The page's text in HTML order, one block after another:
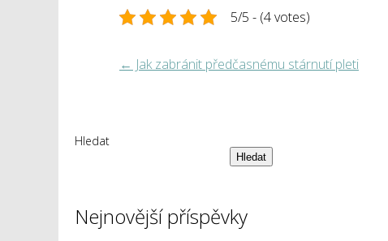
5/5 - (4 votes)
← Jak zabránit předčasnému stárnutí pleti
Hledat
Hledat
Nejnovější příspěvky